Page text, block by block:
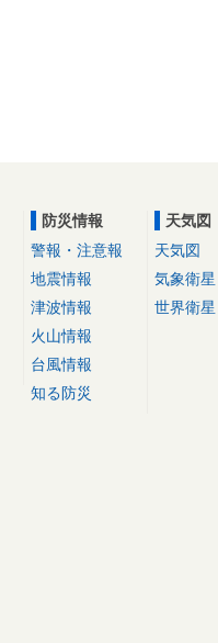
防災情報
警報・注意報
地震情報
津波情報
火山情報
台風情報
知る防災
天気図
天気図
気象衛星
世界衛星